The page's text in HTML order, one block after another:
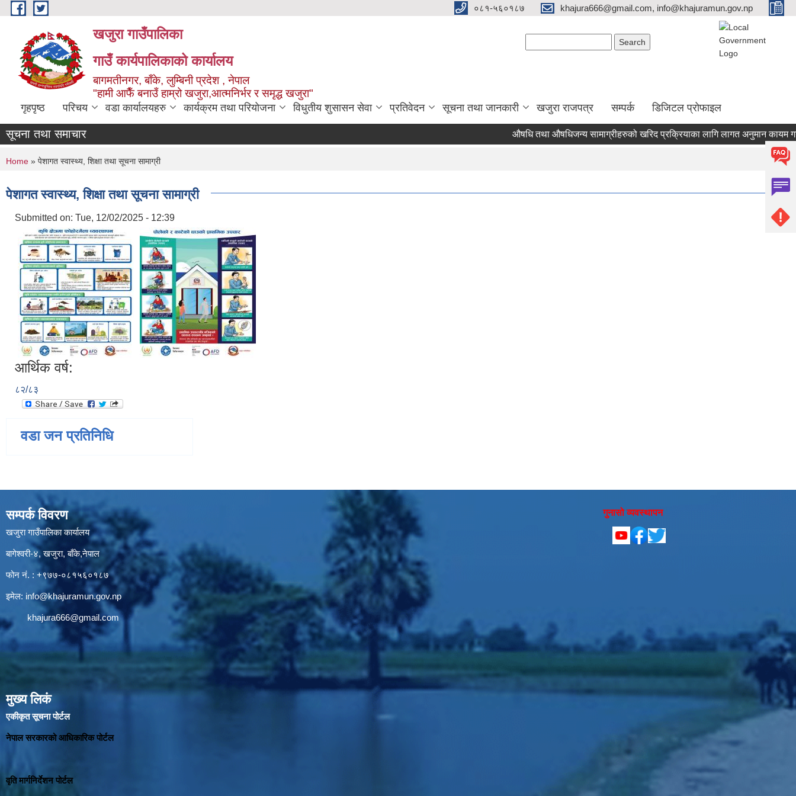
Skip to main content ०८१-५६०१८७ khajura666@gmail.com, info@khajuramun.gov.np
खजुरा गाउँपालिका
गाउँ कार्यपालिकाको कार्यालय
बागमतीनगर, बाँके, लुम्बिनी प्रदेश , नेपाल
"हामी आफैँ बनाउँ हाम्रो खजुरा,आत्मनिर्भर र समृद्ध खजुरा"
गृहपृष्ठ परिचय वडा कार्यालयहरु कार्यक्रम तथा परियोजना विधुतीय शुसासन सेवा प्रतिवेदन सूचना तथा जानकारी खजुरा राजपत्र सम्पर्क डिजिटल प्रोफाइल
सूचना तथा समाचार औषधि तथा औषधिजन्य सामाग्रीहरुको खरिद प्रक्रियाका लागि लागत अनुमान कायम
You are here
Home » पेशागत स्वास्थ्य, शिक्षा तथा सूचना सामाग्री
पेशागत स्वास्थ्य, शिक्षा तथा सूचना सामाग्री
Submitted on: Tue, 12/02/2025 - 12:39
आर्थिक वर्ष:
८२/८३
वडा जन प्रतिनिधि
सम्पर्क विवरण
खजुरा गाउँपालिका कार्यालय
बागेश्वरी-४, खजुरा, बाँके,नेपाल
फोन नं. : +९७७-०८१५६०१८७
इमेल: info@khajuramun.gov.np
khajura666@gmail.com
मुख्य लिकं
एकीकृत सूचना पोर्टल
नेपाल सरकारको आधिकारिक पोर्टल
वृति मार्गनिर्देशन पोर्टल
गुनासो व्यवस्थापन